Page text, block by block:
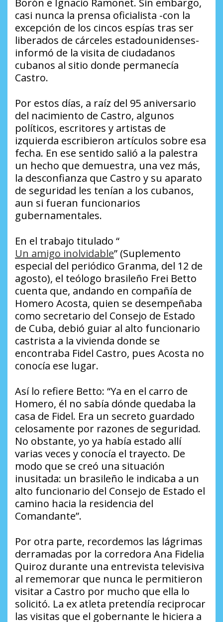
Borón e Ignacio Ramonet. Sin embargo,
casi nunca la prensa oficialista -con la
excepción de los cincos espías tras ser
liberados de cárceles estadounidenses-
informó de la visita de ciudadanos
cubanos al sitio donde permanecía
Castro.
Por estos días, a raíz del 95 aniversario
del nacimiento de Castro, algunos
políticos, escritores y artistas de
izquierda escribieron artículos sobre esa
fecha. En ese sentido salió a la palestra
un hecho que demuestra, una vez más,
la desconfianza que Castro y su aparato
de seguridad les tenían a los cubanos,
aun si fueran funcionarios
gubernamentales.
En el trabajo titulado “
Un amigo inolvidable” (Suplemento
especial del periódico Granma, del 12 de
agosto), el teólogo brasileño Frei Betto
cuenta que, andando en compañía de
Homero Acosta, quien se desempeñaba
como secretario del Consejo de Estado
de Cuba, debió guiar al alto funcionario
castrista a la vivienda donde se
encontraba Fidel Castro, pues Acosta no
conocía ese lugar.
Así lo refiere Betto: “Ya en el carro de
Homero, él no sabía dónde quedaba la
casa de Fidel. Era un secreto guardado
celosamente por razones de seguridad.
No obstante, yo ya había estado allí
varias veces y conocía el trayecto. De
modo que se creó una situación
inusitada: un brasileño le indicaba a un
alto funcionario del Consejo de Estado el
camino hacia la residencia del
Comandante”.
Por otra parte, recordemos las lágrimas
derramadas por la corredora Ana Fidelia
Quiroz durante una entrevista televisiva
al rememorar que nunca le permitieron
visitar a Castro por mucho que ella lo
solicitó. La ex atleta pretendía reciprocar
las visitas que el gobernante le hiciera a